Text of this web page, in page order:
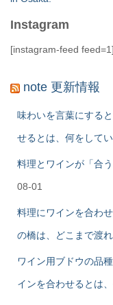
Instagram
[instagram-feed feed=1]
note 更新情報
味わいを言葉にする
せるとは、何をしてい
料理とワインが「合
08-01
料理にワインを合わ
の橋は、どこまで渡
ワイン用ブドウの品
インを合わせるとは